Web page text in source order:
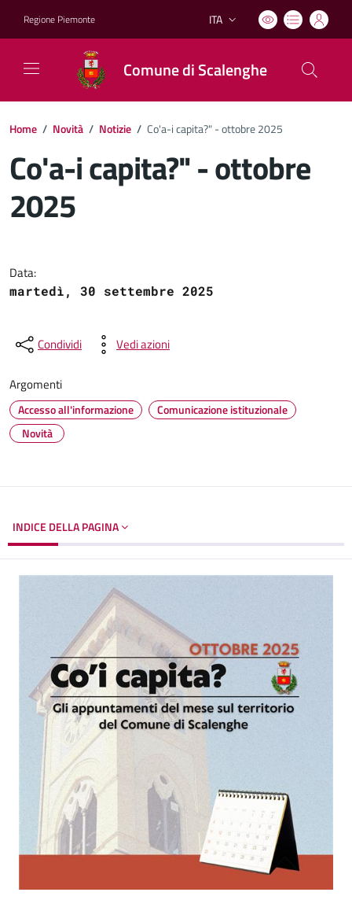
Regione Piemonte Lingua attiva:
ITA
Comune di Scalenghe
Home / Novità / Notizie / Co'a-i capita?" - ottobre 2025
Co'a-i capita?" - ottobre
2025
Data:
martedì, 30 settembre 2025
Condividi Vedi azioni
Argomenti
Accesso all'informazione
Comunicazione istituzionale
Novità
INDICE DELLA PAGINA